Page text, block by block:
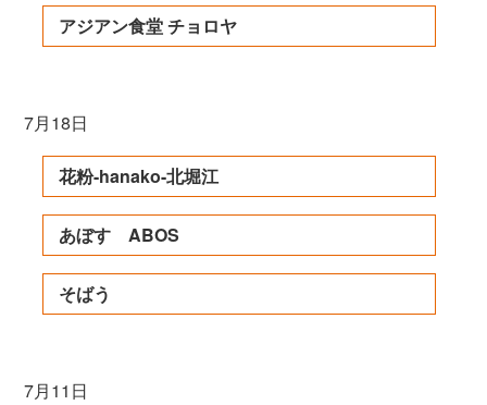
アジアン食堂 チョロヤ
7月18日
花粉-hanako-北堀江
あぼす ABOS
そばう
7月11日